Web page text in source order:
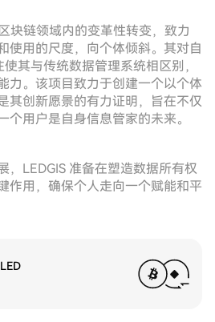
块链领域内的变革性转变，致力
使用的尺度，向个体倾斜。其对自
其与传统数据管理系统相区别，
力。该项目致力于创建一个以个体
其创新愿景的有力证明，旨在不仅
个用户是自身信息管家的未来。
，LEDGIS 准备在塑造数据所有权
作用，确保个人走向一个赋能和平